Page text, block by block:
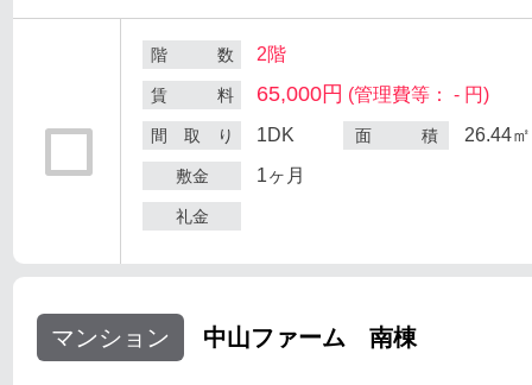
階 数 2階
賃 料 65,000円 (管理費等： - 円)
間 取 り 1DK 面 積 26.44㎡
敷金 1ヶ月
礼金
マンション 中山ファーム 南棟